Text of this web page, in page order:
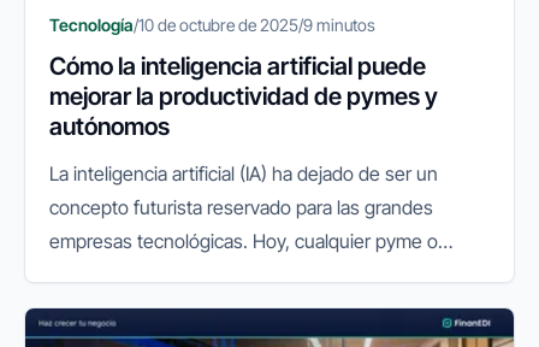
Tecnología/10 de octubre de 2025/9 minutos
Cómo la inteligencia artificial puede
mejorar la productividad de pymes y
autónomos
La inteligencia artificial (IA) ha dejado de ser un
concepto futurista reservado para las grandes
empresas tecnológicas. Hoy, cualquier pyme o
mejorar la productividad, reducir...